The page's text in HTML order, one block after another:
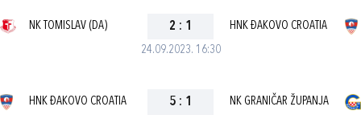
24.09.2023. 16:30
NK TOMISLAV (DA) 2 : 1 HNK ĐAKOVO CROATIA
HNK ĐAKOVO CROATIA 5 : 1 NK GRANIČAR ŽUPANJA